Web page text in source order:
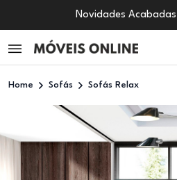
Novidades
Home Sofás Sofás Relax